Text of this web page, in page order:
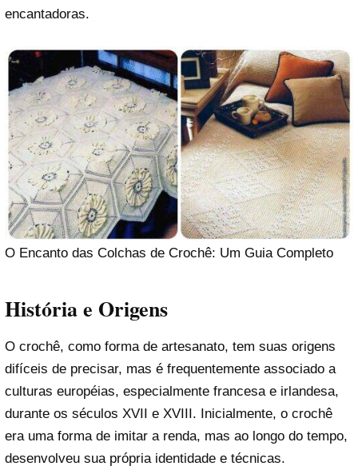
encantadoras.
O Encanto das Colchas de Crochê: Um Guia Completo
História e Origens
O crochê, como forma de artesanato, tem suas origens
difíceis de precisar, mas é frequentemente associado a
culturas européias, especialmente francesa e irlandesa,
durante os séculos XVII e XVIII. Inicialmente, o crochê
era uma forma de imitar a renda, mas ao longo do tempo,
desenvolveu sua própria identidade e técnicas.